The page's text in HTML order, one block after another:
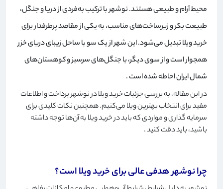
محیط آرام و طبیعی هستند. نوشهر با ترکیب به‌فردی از دریا و جنگل،
طبیعت بکر و زیرساخت‌های مناسب، به یکی از مقاصد پرطرفدار برای
خرید ویلا تبدیل می‌شود. این شهر از یک سو با ساحل زیبای دریای خزر
همجوار است و از سوی دیگر، با جنگل‌های سرسبز و کوهستان‌های
شمال ایران احاطه شده است.
در این مقاله، به بررسی جزئیات خرید ویلا در نوشهر پرداخت و اطلاعات
مفید برای انتخاب بهترین ویلا می‌کنیم. همچنین نکات کلیدی برای
سرمایه گذاری و مواردی که باید در خرید ویلا به آن‌ها توجه داشته
باشید، باید دقت کنید.
چرا نوشهر هدفی عالی برای خرید ویلا است؟